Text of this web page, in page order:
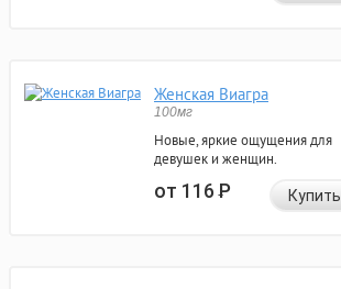
Женская Виагра
100мг
Новые, яркие ощущения для
девушек и женщин.
от 116Р Купить